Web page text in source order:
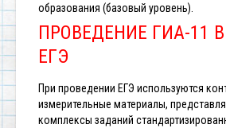
образования (базовый уровень).
ПРОВЕДЕНИЕ ГИА-11
ЕГЭ
При проведении ЕГЭ используются
измерительные материалы,
комплексы заданий